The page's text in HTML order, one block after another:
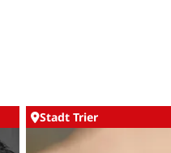
Stadt Trier